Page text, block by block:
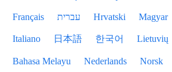
Français עברית Hrvatski Magyar
Italiano 日本語 한국어 Lietuvių
Bahasa Melayu Nederlands Norsk